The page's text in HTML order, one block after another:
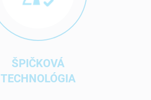
ŠPIČKOVÁ
TECHNOLÓGIA